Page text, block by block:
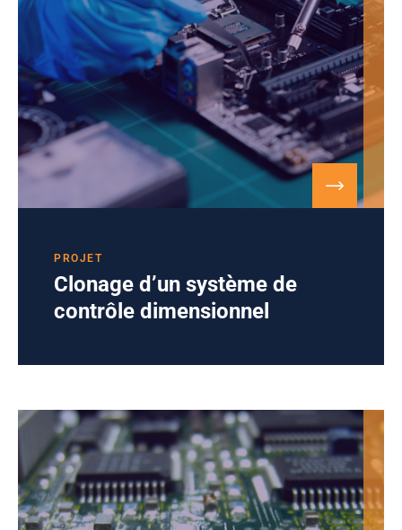
PROJET
Clonage d’un système de
contrôle dimensionnel